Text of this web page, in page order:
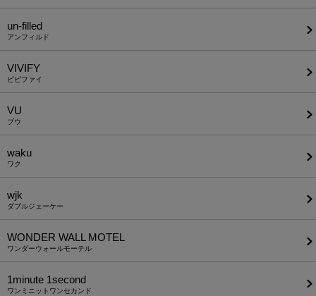
un-filled
アンフィルド
VIVIFY
ビビファイ
VU
ブウ
waku
ワク
wjk
ダブルジェーケー
WONDER WALL MOTEL
ワンダーウォールモーテル
1minute​ 1second
ワンミニットワンセカンド